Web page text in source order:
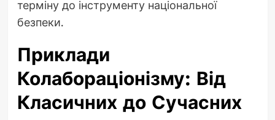
терміну до інструменту національної
безпеки.
Приклади
Колабораціонізму: Від
Класичних до Сучасних